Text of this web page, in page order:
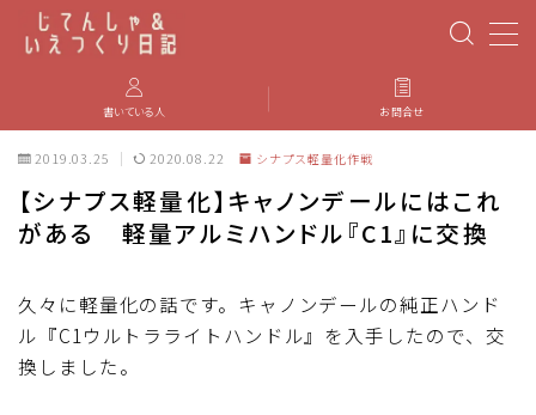
PBP(Paris-Brest-Paris)
エベレスティング
パーツのインプレ・カスタマイズ
iGPSPORT
書いている人 お問合せ
2019.03.25 2020.08.22 シナプス軽量化作戦
【シナプス軽量化】キャノンデールにはこれ
がある 軽量アルミハンドル『C1』に交換
久々に軽量化の話です。キャノンデールの純正ハンド
ル『C1ウルトラライトハンドル』を入手したので、交
換しました。